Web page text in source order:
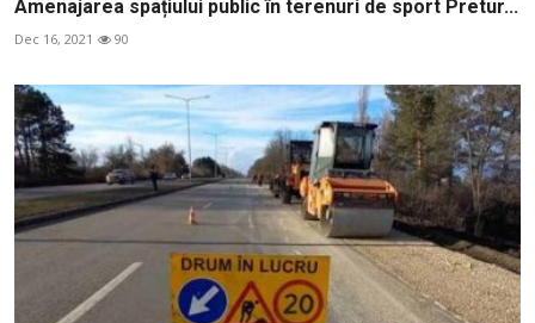
Amenajarea spațiului public în terenuri de sport Pretur...
Dec 16, 2021 90